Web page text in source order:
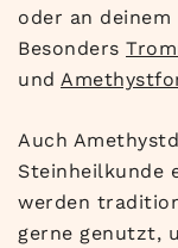
oder an
Besonders
und
Auch
Steinheilkunde
werden
gerne genutzt,